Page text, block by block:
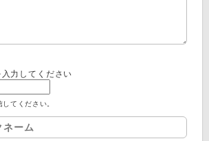
力してください
てください。